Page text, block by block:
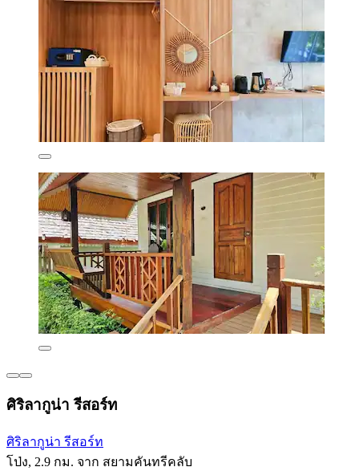
ศิริลากูน่า รีสอร์ท
ศิริลากูน่า รีสอร์ท
โป่ง, 2.9 กม. จาก สยามคันทรีคลับ